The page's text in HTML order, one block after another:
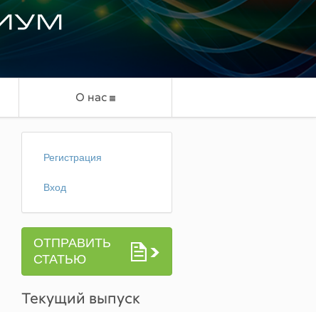
О нас
Регистрация
Вход
ОТПРАВИТЬ
СТАТЬЮ
Текущий выпуск